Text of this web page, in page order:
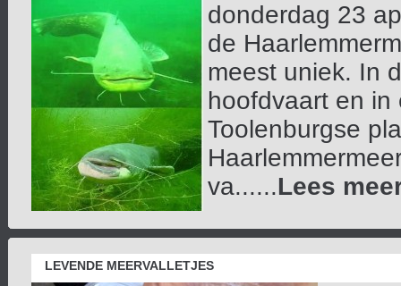
donderdag 23
de
meest uniek. In
hoofdvaart en
Toolenburgse
va......Lees
LEVENDE MEERVALLETJES